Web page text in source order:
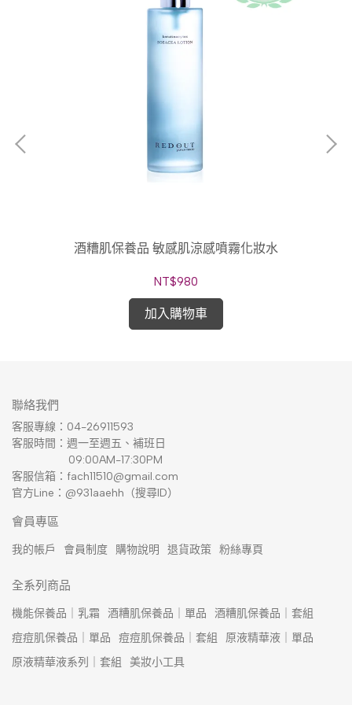
酒糟肌保養品 敏感肌涼感噴霧化妝水
NT$980
加入購物車
聯絡我們
客服專線：04-26911593
客服時間：週一至週五、補班日
09:00AM-17:30PM
客服信箱：fach11510@gmail.com
官方Line：@931aaehh（搜尋ID）
會員專區
我的帳戶 會員制度 購物說明 退貨政策 粉絲專頁
全系列商品
機能保養品｜乳霜 酒糟肌保養品｜單品
酒糟肌保養品｜套組
痘痘肌保養品｜單品
痘痘肌保養品｜套組
原液精華液｜單品
原液精華液系列｜套組
美妝小工具